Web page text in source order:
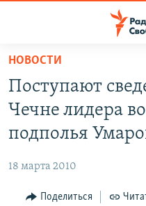
упрощенного
доступа
Вернуться
основному
Вернутся
ПОДКАСТЫ
АВТОРСКИЕ ПРОЕКТЫ
МНЕНИЯ
КУЛЬТУРА
НОВОСТИ
Поступают
Чечне лидера
подполья
18 марта 2010
Поделиться